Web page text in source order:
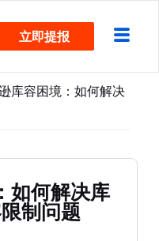
立即提报
库容困境：如何解决
如何解决库
制问题